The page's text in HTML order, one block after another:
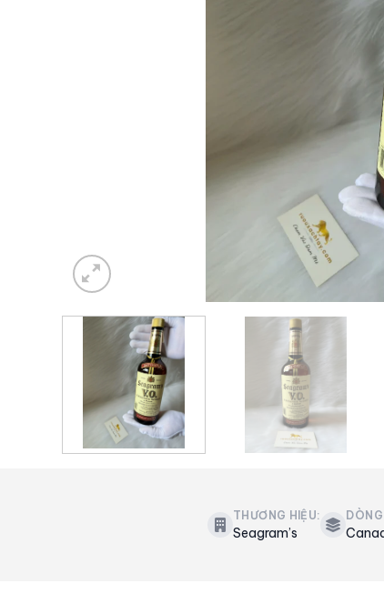
THƯƠNG HIỆU:
Seagram’s